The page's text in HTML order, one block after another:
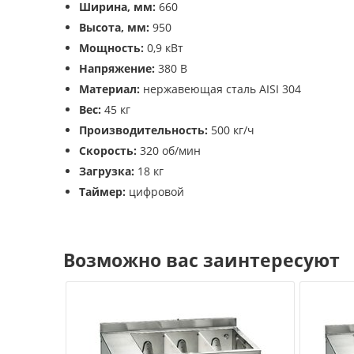
Ширина, мм: 660
Высота, мм: 950
Мощность: 0,9 кВт
Напряжение: 380 В
Материал: нержавеющая сталь AISI 304
Вес: 45 кг
Производительность: 500 кг/ч
Скорость: 320 об/мин
Загрузка: 18 кг
Таймер: цифровой
Возможно вас заинтересуют